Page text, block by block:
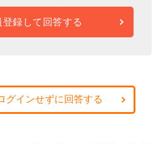
登録して回答する
グインせずに回答する